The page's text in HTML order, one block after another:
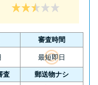
他社借入があると
クイックの口コミ
ードローンの問い
審査時間
最短即日
査 郵送物ナシ